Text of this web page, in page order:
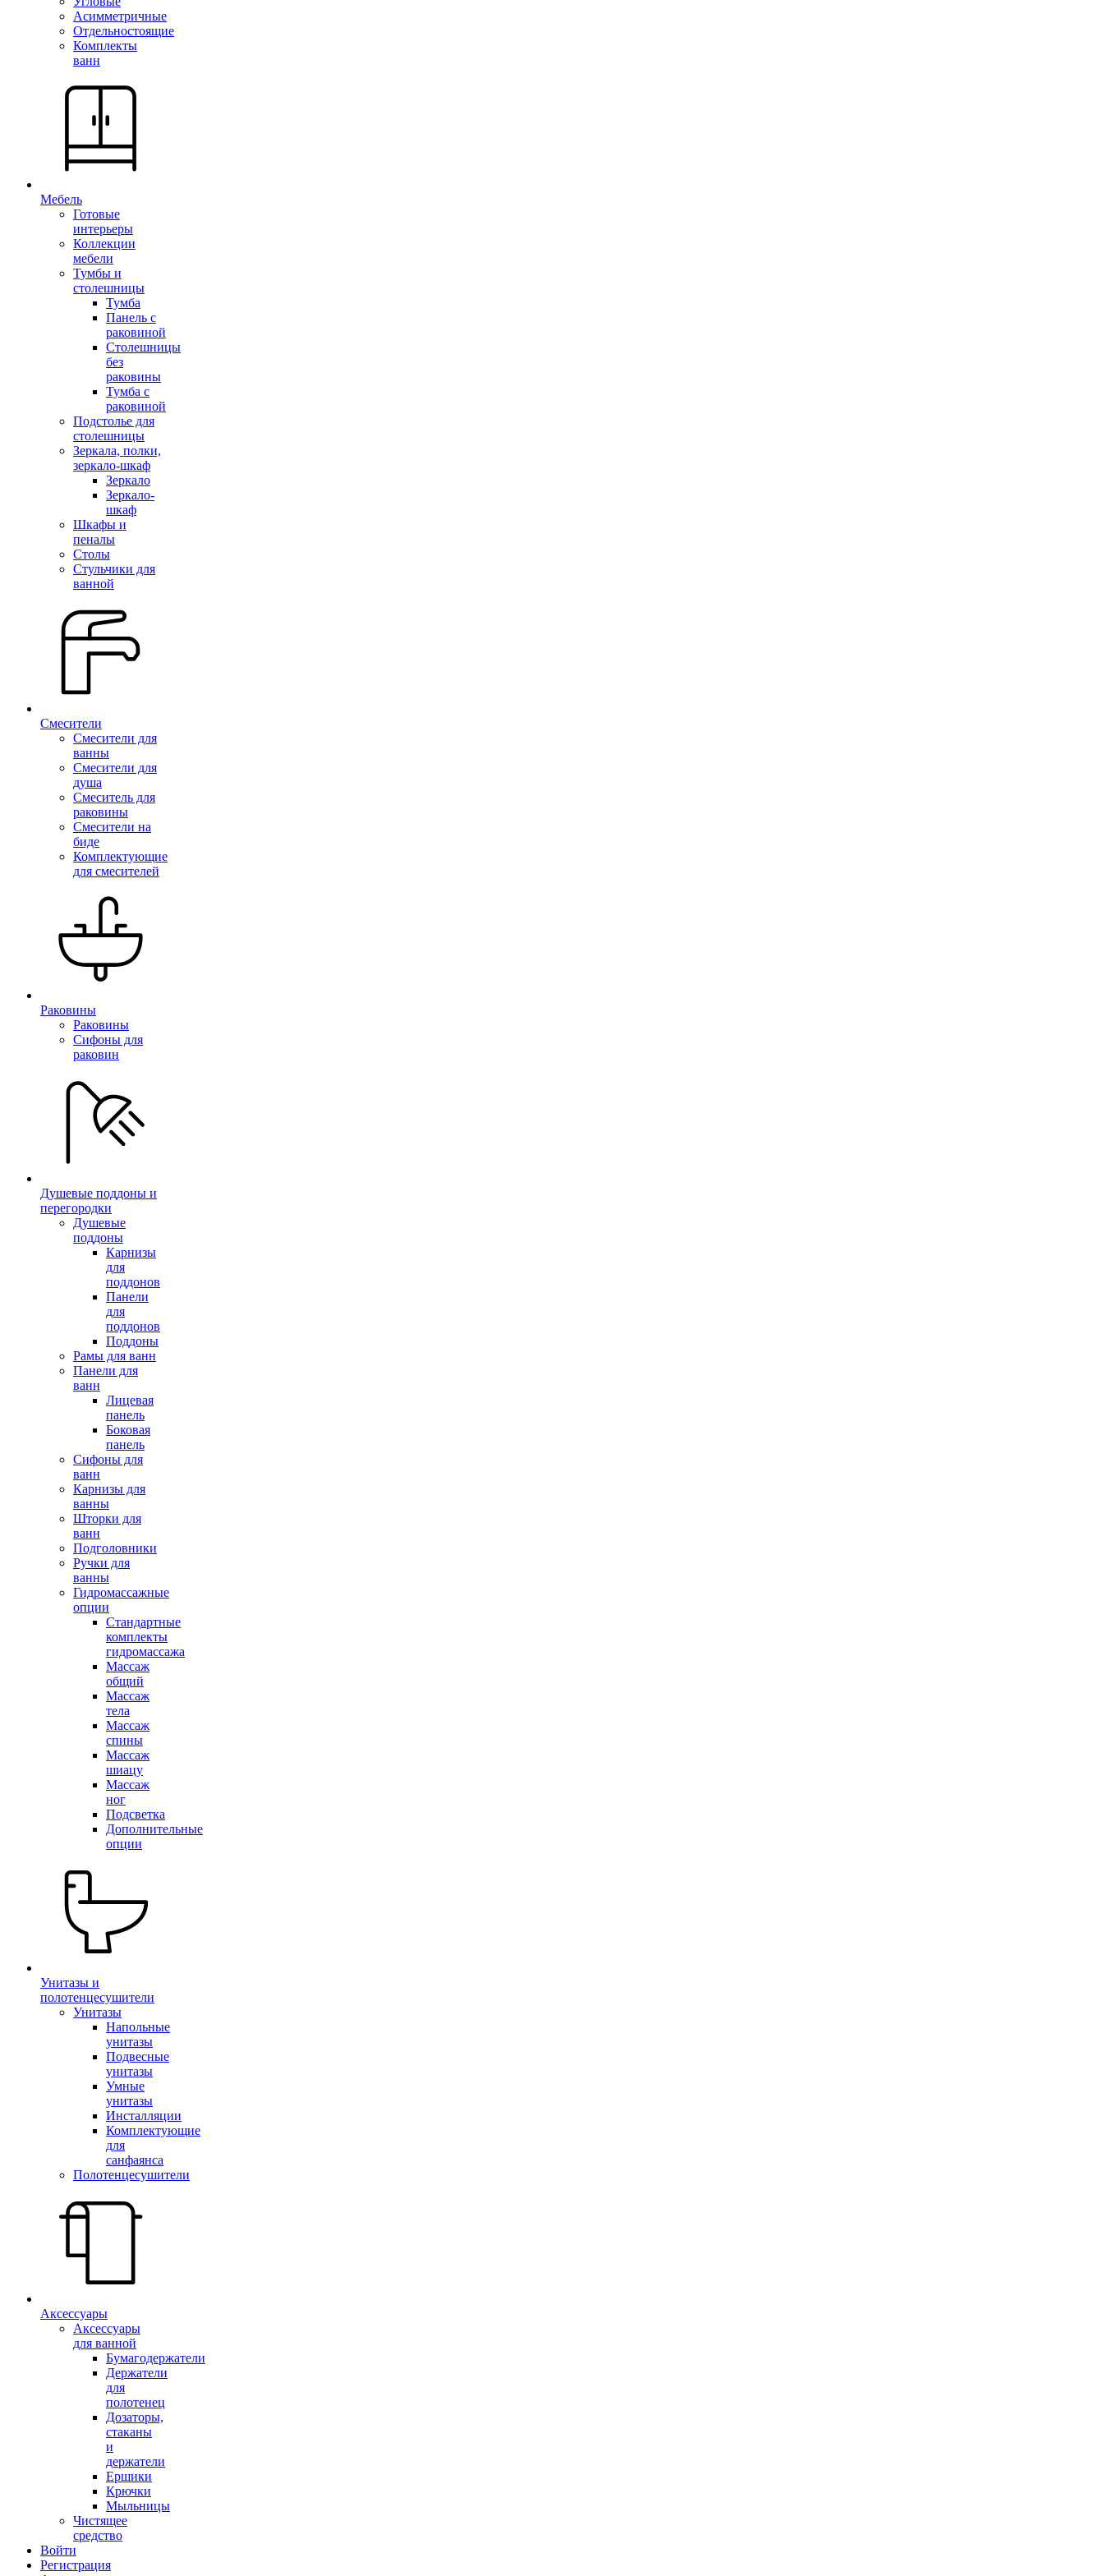
Асимметричные
Отдельностоящие
Комплекты
ванн
Мебель
Готовые
интерьеры
Коллекции
мебели
Тумбы и
столешницы
Тумба
Панель с
раковиной
Столешницы
без
раковины
Тумба с
раковиной
Подстолье для
столешницы
Зеркала, полки,
зеркало-шкаф
Зеркало
Зеркало-
шкаф
Шкафы и
пеналы
Столы
Стульчики для
ванной
Смесители
Смесители для
ванны
Смесители для
душа
Смеситель для
раковины
Смесители на
биде
Комплектующие
для смесителей
Раковины
Раковины
Сифоны для
раковин
Душевые поддоны и
перегородки
Душевые
поддоны
Карнизы
для
поддонов
Панели
для
поддонов
Поддоны
Рамы для ванн
Панели для
ванн
Лицевая
панель
Боковая
панель
Сифоны для
ванн
Карнизы для
ванны
Шторки для
ванн
Подголовники
Ручки для
ванны
Гидромассажные
опции
Стандартные
комплекты
гидромассажа
Массаж
общий
Массаж
тела
Массаж
спины
Массаж
шиацу
Массаж
ног
Подсветка
Дополнительные
опции
Унитазы и
полотенцесушители
Унитазы
Напольные
унитазы
Подвесные
унитазы
Умные
унитазы
Инсталляции
Комплектующие
для
санфаянса
Полотенцесушители
Аксессуары
Аксессуары
для ванной
Бумагодержатели
Держатели
для
полотенец
Дозаторы,
стаканы
и
держатели
Ершики
Крючки
Мыльницы
Чистящее
средство
Войти
Регистрация